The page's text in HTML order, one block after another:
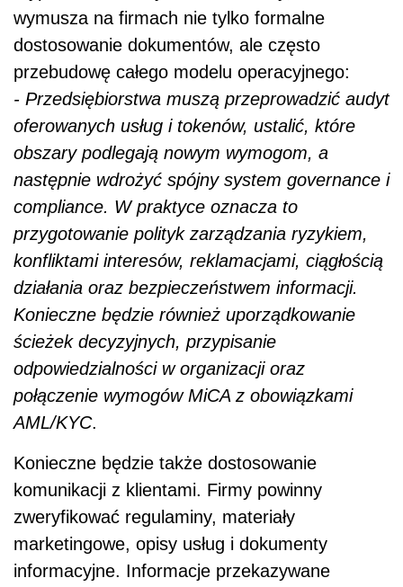
wymusza na firmach nie tylko formalne
dostosowanie dokumentów, ale często
przebudowę całego modelu operacyjnego:
- Przedsiębiorstwa muszą przeprowadzić audyt
oferowanych usług i tokenów, ustalić, które
obszary podlegają nowym wymogom, a
następnie wdrożyć spójny system governance i
compliance. W praktyce oznacza to
przygotowanie polityk zarządzania ryzykiem,
konfliktami interesów, reklamacjami, ciągłością
działania oraz bezpieczeństwem informacji.
Konieczne będzie również uporządkowanie
ścieżek decyzyjnych, przypisanie
odpowiedzialności w organizacji oraz
połączenie wymogów MiCA z obowiązkami
AML/KYC.
Konieczne będzie także dostosowanie
komunikacji z klientami. Firmy powinny
zweryfikować regulaminy, materiały
marketingowe, opisy usług i dokumenty
informacyjne. Informacje przekazywane